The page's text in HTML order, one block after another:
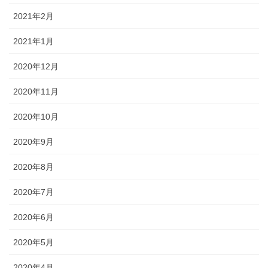
2021年2月
2021年1月
2020年12月
2020年11月
2020年10月
2020年9月
2020年8月
2020年7月
2020年6月
2020年5月